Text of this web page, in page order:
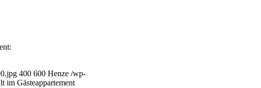
400 600 Henze /wp-
im Gästeappartement